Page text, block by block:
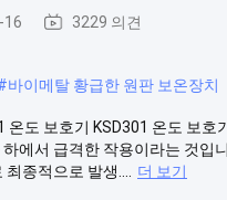
16 3229 의견
바이메탈 황급한 원판 보온장치
도 보호기 KSD301 온도 보호
에서 급격한 작용이라는 것
종적으로 발생....
더 보기